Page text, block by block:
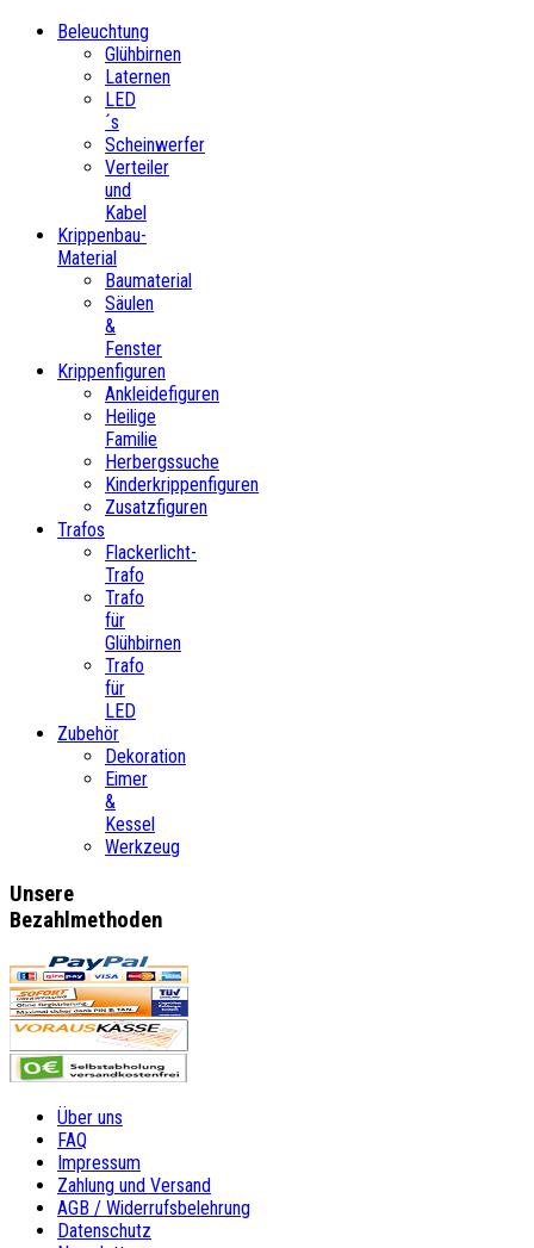
Beleuchtung
Glühbirnen
Laternen
LED
´s
Scheinwerfer
Verteiler
und
Kabel
Krippenbau-
Material
Baumaterial
Säulen
&
Fenster
Krippenfiguren
Ankleidefiguren
Heilige
Familie
Herbergssuche
Kinderkrippenfiguren
Zusatzfiguren
Trafos
Flackerlicht-
Trafo
Trafo
für
Glühbirnen
Trafo
für
LED
Zubehör
Dekoration
Eimer
&
Kessel
Werkzeug
Unsere
Bezahlmethoden
Über uns
FAQ
Impressum
Zahlung und Versand
AGB / Widerrufsbelehrung
Datenschutz